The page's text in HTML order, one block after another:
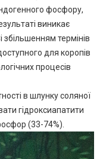
фосфору,
виникає
збільшенням термінів
для коропів
процесів
в шлунку соляної
гідроксиапатити
(33-74%).